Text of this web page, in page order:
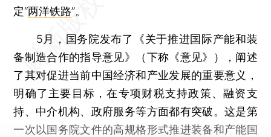
定“两洋铁路”。
5月，国务院发布了《关于推进国际产能和装
备制造合作的指导意见》（下称《意见》），阐述
了其对促进当前中国经济和产业发展的重要意义，
明确了主要目标，在专项财税支持政策、融资支
持、中介机构、政府服务等方面都有突破。这是第
一次以国务院文件的高规格形式推进装备和产能国